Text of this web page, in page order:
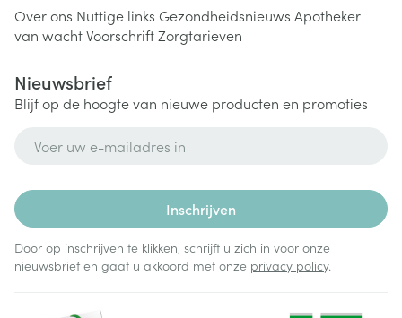
Over ons Nuttige links Gezondheidsnieuws Apotheker
van wachtVoorschriftZorgtarieven
Nieuwsbrief
Blijf op de hoogte van nieuwe producten en promoties
Inschrijven
Door op inschrijven te klikken, schrijft u zich in voor onze
nieuwsbrief en gaat u akkoord met onze privacy policy.